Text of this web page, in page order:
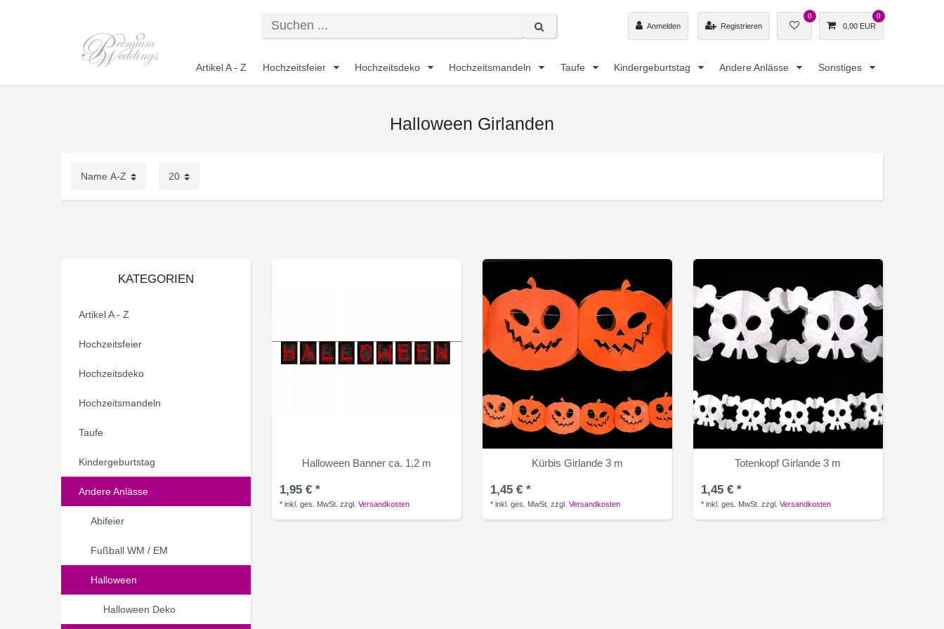
Anmelden Registrieren
0 0
0,00 EUR
Artikel A - Z Hochzeitsfeier Hochzeitsdeko Hochzeitsmandeln Taufe Kindergeburtstag Andere Anlässe Sonstiges
Halloween Girlanden
KATEGORIEN
Artikel A - Z
Hochzeitsfeier
Hochzeitsdeko
Hochzeitsmandeln
Taufe
Kindergeburtstag
Andere Anlässe
Abifeier
Fußball WM / EM
Halloween
Halloween Deko
Halloween Banner ca. 1,2 m
1,95 € *
*inkl. ges. MwSt. zzgl.Versandkosten
Kürbis Girlande 3 m
1,45 € *
*inkl. ges. MwSt. zzgl.Versandkosten
Totenkopf Girlande 3 m
1,45 € *
*inkl. ges. MwSt. zzgl.Versandkosten